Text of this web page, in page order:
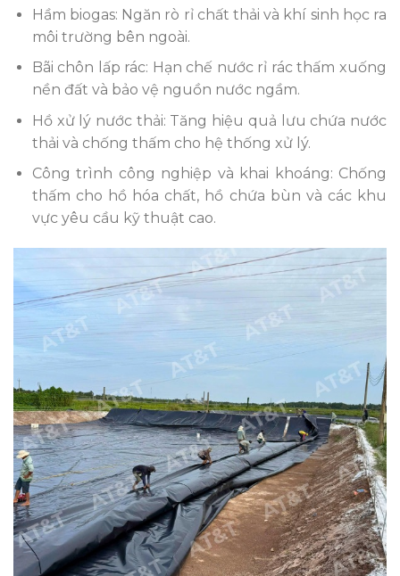
Hầm biogas: Ngăn rò rỉ chất thải và khí sinh học ra
môi trường bên ngoài.
Bãi chôn lấp rác: Hạn chế nước rỉ rác thấm xuống
nền đất và bảo vệ nguồn nước ngầm.
Hồ xử lý nước thải: Tăng hiệu quả lưu chứa nước
thải và chống thấm cho hệ thống xử lý.
Công trình công nghiệp và khai khoáng: Chống
thấm cho hồ hóa chất, hồ chứa bùn và các khu
vực yêu cầu kỹ thuật cao.